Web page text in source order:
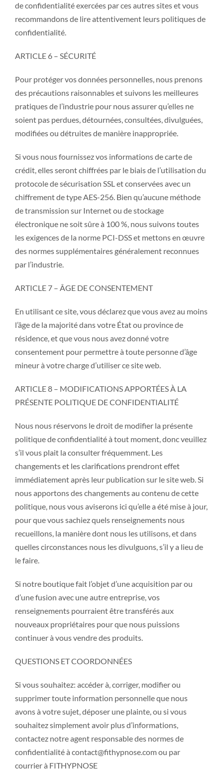
de confidentialité exercées par ces autres sites et vous
recommandons de lire attentivement leurs politiques de
confidentialité.
ARTICLE 6 – SÉCURITÉ
Pour protéger vos données personnelles, nous prenons
des précautions raisonnables et suivons les meilleures
pratiques de l’industrie pour nous assurer qu’elles ne
soient pas perdues, détournées, consultées, divulguées,
modifiées ou détruites de manière inappropriée.
Si vous nous fournissez vos informations de carte de
crédit, elles seront chiffrées par le biais de l’utilisation du
protocole de sécurisation SSL et conservées avec un
chiffrement de type AES-256. Bien qu’aucune méthode
de transmission sur Internet ou de stockage
électronique ne soit sûre à 100 %, nous suivons toutes
les exigences de la norme PCI-DSS et mettons en œuvre
des normes supplémentaires généralement reconnues
par l’industrie.
ARTICLE 7 – ÂGE DE CONSENTEMENT
En utilisant ce site, vous déclarez que vous avez au moins
l’âge de la majorité dans votre État ou province de
résidence, et que vous nous avez donné votre
consentement pour permettre à toute personne d’âge
mineur à votre charge d’utiliser ce site web.
ARTICLE 8 – MODIFICATIONS APPORTÉES À LA
PRÉSENTE POLITIQUE DE CONFIDENTIALITÉ
Nous nous réservons le droit de modifier la présente
politique de confidentialité à tout moment, donc veuillez
s’il vous plait la consulter fréquemment. Les
changements et les clarifications prendront effet
immédiatement après leur publication sur le site web. Si
nous apportons des changements au contenu de cette
politique, nous vous aviserons ici qu’elle a été mise à jour,
pour que vous sachiez quels renseignements nous
recueillons, la manière dont nous les utilisons, et dans
quelles circonstances nous les divulguons, s’il y a lieu de
le faire.
Si notre boutique fait l’objet d’une acquisition par ou
d’une fusion avec une autre entreprise, vos
renseignements pourraient être transférés aux
nouveaux propriétaires pour que nous puissions
continuer à vous vendre des produits.
QUESTIONS ET COORDONNÉES
Si vous souhaitez: accéder à, corriger, modifier ou
supprimer toute information personnelle que nous
avons à votre sujet, déposer une plainte, ou si vous
souhaitez simplement avoir plus d’informations,
contactez notre agent responsable des normes de
confidentialité à contact@fithypnose.com ou par
courrier à FITHYPNOSE